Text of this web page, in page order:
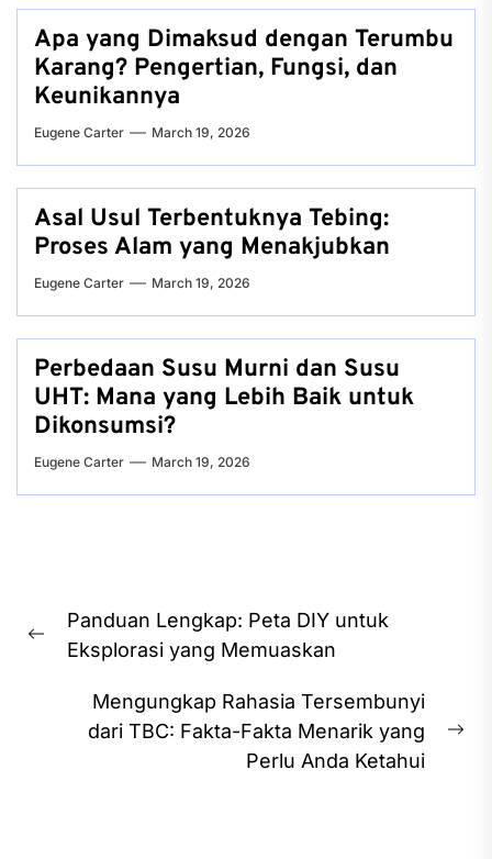
Apa yang Dimaksud dengan Terumbu
Karang? Pengertian, Fungsi, dan
Keunikannya
Eugene Carter March 19, 2026
Asal Usul Terbentuknya Tebing:
Proses Alam yang Menakjubkan
Eugene Carter March 19, 2026
Perbedaan Susu Murni dan Susu
UHT: Mana yang Lebih Baik untuk
Dikonsumsi?
Eugene Carter March 19, 2026
navigation
Previous
Panduan Lengkap: Peta DIY untuk
Eksplorasi yang Memuaskan
Mengungkap Rahasia Tersembunyi
dari TBC: Fakta-Fakta Menarik yang
Perlu Anda Ketahui